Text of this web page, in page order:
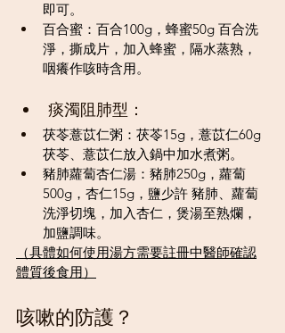
即可。
百合蜜：百合100g，蜂蜜50g 百合洗
淨，撕成片，加入蜂蜜，隔水蒸熟，
咽癢作咳時含用。
痰濁阻肺型：
茯苓薏苡仁粥：茯苓15g，薏苡仁60g
茯苓、薏苡仁放入鍋中加水煮粥。
豬肺蘿蔔杏仁湯：豬肺250g，蘿蔔
500g，杏仁15g，鹽少許 豬肺、蘿蔔
洗淨切塊，加入杏仁，煲湯至熟爛，
加鹽調味。
（具體如何使用湯方需要註冊中醫師確認
體質後食用）
咳嗽的防護？